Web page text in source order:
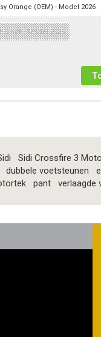
Orange (OEM) - Model 2026
Black - Model 2026
Sidi Crossfire 3
dubbele voetsteunen
pant verlaagde